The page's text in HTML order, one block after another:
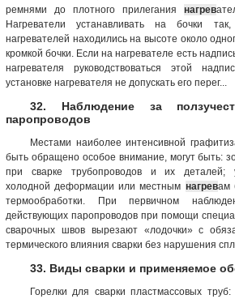
ремнями до плотного прилегания нагрев
Нагреватели устанавливать на бочки
нагревателей находились на высоте около
кромкой бочки. Если на нагревателе есть
нагревателя руководствоваться этой
установке нагревателя не допускать его перег...
32. Наблюдение за
паропроводов
Местами наиболее интенсивной
быть обращено особое внимание, могут быть:
при сварке трубопроводов и их деталей;
холодной деформации или местным нагревам
термообработки. При первичном
действующих паропроводов при помощи
сварочных швов вырезают «лодочки» с
термического влияния сварки без нарушения
33. Виды сварки и применяемое
Горелки для сварки пластмассовых